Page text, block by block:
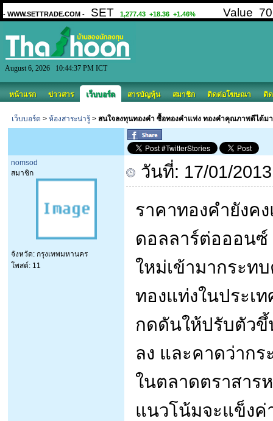
August 6, 2026 10:44:37 PM ICT
หน้าแรก ข่าวสาร เว็บบอร์ด สารบัญหุ้น สมาชิก ติดต่อโฆษณา ติ
เว็บบอร์ด > ห้องสาระน่ารู้ > สนใจลงทุนทองคำ ซื้อทองคำแท่ง ทองคำคุณภาพดีได้ม
nomsod
สมาชิก
จังหวัด: กรุงเทพมหานคร
โพสต์: 11
วันที่: 17/01/
ราคาทองคำยังค
ดอลลาร์ต่อออนซ์
ใหม่เข้ามากระท
ทองแท่งในประเ
กดดันให้ปรับตัว
ลง และคาดว่ากร
ในตลาดตราสาร
แนวโน้มจะแข็งค่